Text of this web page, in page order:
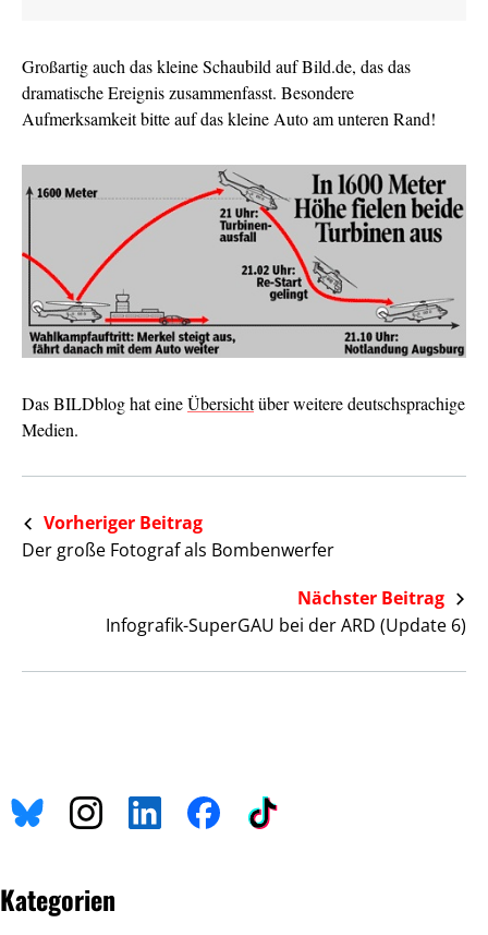
Großartig auch das kleine Schaubild auf Bild.de, das das
dramatische Ereignis zusammenfasst. Besondere
Aufmerksamkeit bitte auf das kleine Auto am unteren Rand!
Das BILDblog hat eineÜbersichtüber weitere deutschsprachige
Medien.
Vorheriger Beitrag
Der große Fotograf als Bombenwerfer
Nächster Beitrag
Infografik-SuperGAU bei der ARD (Update 6)
Kategorien